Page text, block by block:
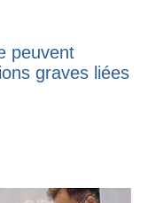
peuvent
graves liées